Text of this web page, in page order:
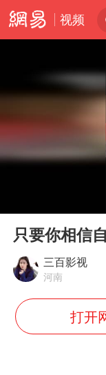
视频
Play
只要你相信
三百影视
河南
打开